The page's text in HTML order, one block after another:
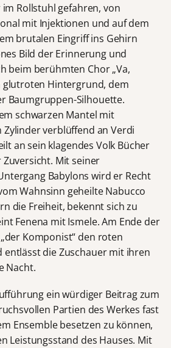
Rollstuhl gefahren, von
mit Injektionen und auf dem
brutalen Eingriff ins Gehirn
Bild der Erinnerung und
beim berühmten Chor „Va,
glutroten Hintergrund, dem
Baumgruppen-Silhouette.
schwarzen Mantel mit
Zylinder verblüffend an Verdi
an sein klagendes Volk Bücher
Mit seiner
Babylons wird er Recht
Wahnsinn geheilte Nabucco
die Freiheit, bekennt sich zu
Fenena mit Ismele. Am Ende der
Komponist“ den roten
entlässt die Zuschauer mit ihren
Nacht.
ein würdiger Beitrag zum
Partien des Werkes fast
Ensemble besetzen zu können,
Leistungsstand des Hauses. Mit